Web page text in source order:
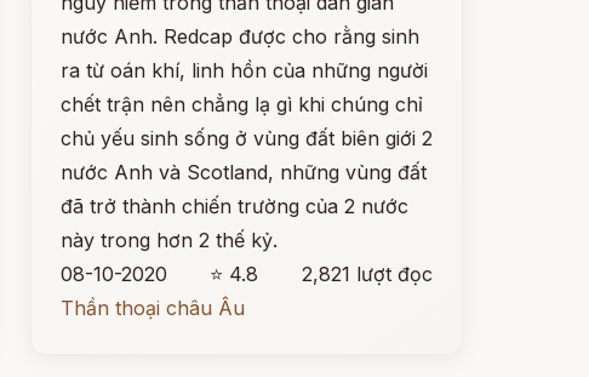
nước Anh. Redcap được cho rằng sinh
ra từ oán khí, linh hồn của những người
chết trận nên chẳng lạ gì khi chúng chỉ
chủ yếu sinh sống ở vùng đất biên giới 2
nước Anh và Scotland, những vùng đất
đã trở thành chiến trường của 2 nước
này trong hơn 2 thế kỷ.
08-10-2020
⭐ 4.8
2,821 lượt đọc
Thần thoại châu Âu